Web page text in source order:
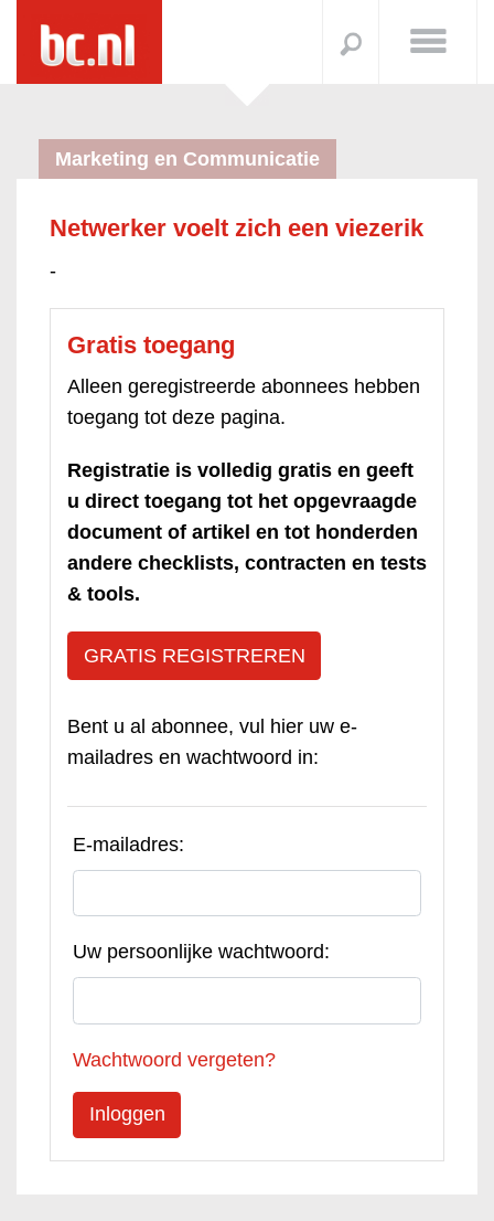
Marketing en Communicatie
Netwerker voelt zich een viezerik
-
Gratis toegang
Alleen geregistreerde abonnees hebben
toegang tot deze pagina.
Registratie is volledig gratis en geeft
u direct toegang tot het opgevraagde
document of artikel en tot honderden
andere checklists, contracten en tests
& tools.
GRATIS REGISTREREN
Bent u al abonnee, vul hier uw e-
mailadres en wachtwoord in:
E-mailadres:
Uw persoonlijke wachtwoord:
Wachtwoord vergeten?